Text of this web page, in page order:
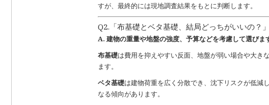
すが、最終的には現地調査結果をもとに判断します。
Q2.「布基礎とベタ基礎、結局どっちがいいの？」
A. 建物の重量や地盤の強度、予算などを考慮して選びま
布基礎は費用を抑えやすい反面、地盤が弱い場合や大き
ます。
ベタ基礎は建物荷重を広く分散でき、沈下リスクが低減
なる傾向があります。